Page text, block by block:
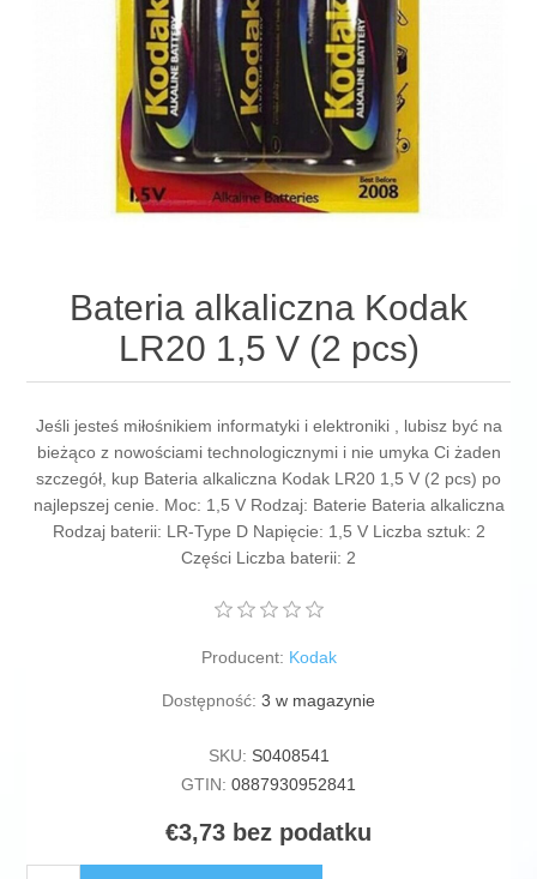
Bateria alkaliczna Kodak
LR20 1,5 V (2 pcs)
Jeśli jesteś miłośnikiem informatyki i elektroniki , lubisz być na
bieżąco z nowościami technologicznymi i nie umyka Ci żaden
szczegół, kup Bateria alkaliczna Kodak LR20 1,5 V (2 pcs) po
najlepszej cenie. Moc: 1,5 V Rodzaj: Baterie Bateria alkaliczna
Rodzaj baterii: LR-Type D Napięcie: 1,5 V Liczba sztuk: 2
Części Liczba baterii: 2
Producent: Kodak
Dostępność: 3 w magazynie
SKU: S0408541
GTIN: 0887930952841
€3,73 bez podatku